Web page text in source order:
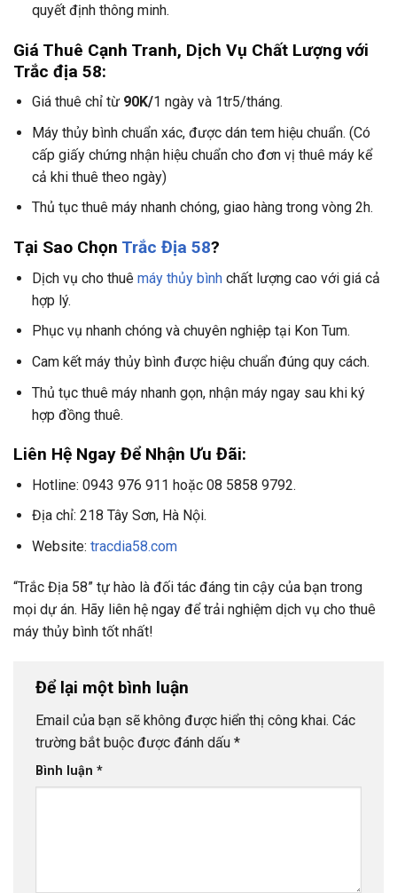
quyết định thông minh.
Giá Thuê Cạnh Tranh, Dịch Vụ Chất Lượng với
Trắc địa 58:
Giá thuê chỉ từ 90K/1 ngày và 1tr5/tháng.
Máy thủy bình chuẩn xác, được dán tem hiệu chuẩn. (Có
cấp giấy chứng nhận hiệu chuẩn cho đơn vị thuê máy kể
cả khi thuê theo ngày)
Thủ tục thuê máy nhanh chóng, giao hàng trong vòng 2h.
Tại Sao Chọn Trắc Địa 58?
Dịch vụ cho thuêmáy thủy bìnhchất lượng cao với giá cả
hợp lý.
Phục vụ nhanh chóng và chuyên nghiệp tại Kon Tum.
Cam kết máy thủy bình được hiệu chuẩn đúng quy cách.
Thủ tục thuê máy nhanh gọn, nhận máy ngay sau khi ký
hợp đồng thuê.
Liên Hệ Ngay Để Nhận Ưu Đãi:
Hotline: 0943 976 911 hoặc 08 5858 9792.
Địa chỉ: 218 Tây Sơn, Hà Nội.
Website: tracdia58.com
“Trắc Địa 58” tự hào là đối tác đáng tin cậy của bạn trong
mọi dự án. Hãy liên hệ ngay để trải nghiệm dịch vụ cho thuê
máy thủy bình tốt nhất!
Để lại một bình luận
Email của bạn sẽ không được hiển thị công khai. Các
trường bắt buộc được đánh dấu *
Bình luận *